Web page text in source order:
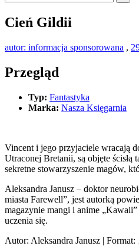
Cień Gildii
autor: informacja sponsorowana ,
Przegląd
Typ: Fantastyka
Marka: Nasza Księgarnia
Vincent i jego przyjaciele wracają
Utraconej Bretanii, są objęte
sekretne stowarzyszenie magów,
Aleksandra Janusz – doktor
miasta Farewell”, jest autorką
magazynie mangi i anime
uczenia się.
Autor: Aleksandra Janusz |